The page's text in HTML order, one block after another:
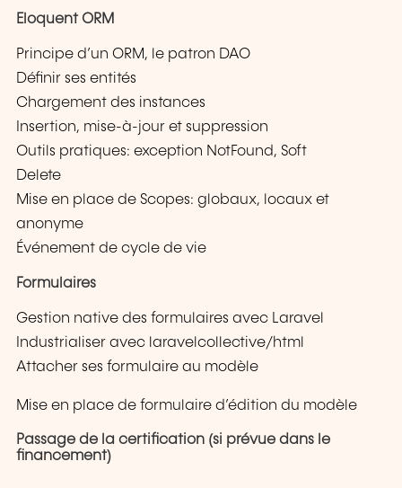
Eloquent ORM
Principe d’un ORM, le patron DAO
Définir ses entités
Chargement des instances
Insertion, mise-à-jour et suppression
Outils pratiques: exception NotFound, Soft
Delete
Mise en place de Scopes: globaux, locaux et
anonyme
Événement de cycle de vie
Formulaires
Gestion native des formulaires avec Laravel
Industrialiser avec laravelcollective/html
Attacher ses formulaire au modèle
Mise en place de formulaire d’édition du modèle
Passage de la certification (si prévue dans le
financement)